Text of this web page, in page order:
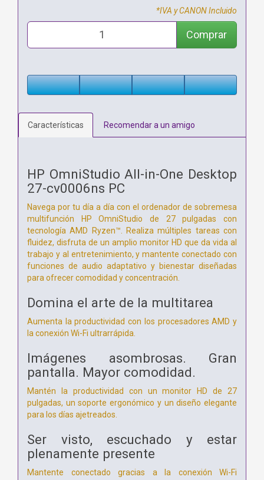
*IVA y CANON Incluido
Comprar
Características Recomendar a un amigo
HP OmniStudio All-in-One Desktop
27-cv0006ns PC
Navega por tu día a día con el ordenador de sobremesa
multifunción HP OmniStudio de 27 pulgadas con
tecnología AMD Ryzen™. Realiza múltiples tareas con
fluidez, disfruta de un amplio monitor HD que da vida al
trabajo y al entretenimiento, y mantente conectado con
funciones de audio adaptativo y bienestar diseñadas
para ofrecer comodidad y concentración.
Domina el arte de la multitarea
Aumenta la productividad con los procesadores AMD y
la conexión Wi-Fi ultrarrápida.
Imágenes asombrosas. Gran
pantalla. Mayor comodidad.
Mantén la productividad con un monitor HD de 27
pulgadas, un soporte ergonómico y un diseño elegante
para los días ajetreados.
Ser visto, escuchado y estar
plenamente presente
Mantente conectado gracias a la conexión Wi-Fi